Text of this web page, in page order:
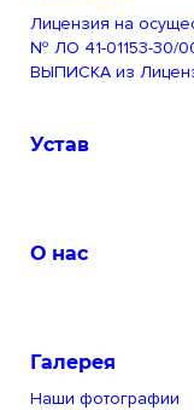
Лицензия на
№ ЛО 41-01153-30/
ВЫПИСКА из
Устав
О нас
Галерея
Наши фотографии